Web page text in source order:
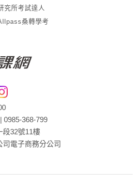
| 0985-368-799
段32號11樓
電子商務分公司
究所考試達人
桑轉學考